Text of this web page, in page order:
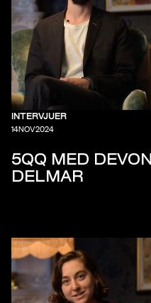
INTERVJUER
14NOV2024
5QQ MED DEVON
DELMAR